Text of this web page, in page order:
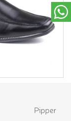
Pipper